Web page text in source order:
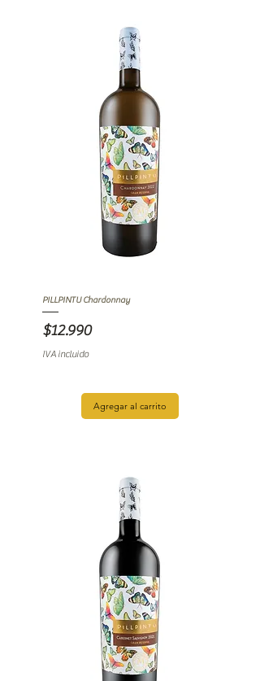
PILLPINTU Chardonnay
Precio
$12.990
IVA incluido
Agregar al carrito